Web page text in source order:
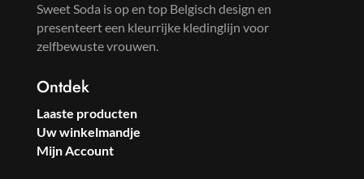
Sweet Soda is op en top Belgisch design en
presenteert een kleurrijke kledinglijn voor
zelfbewuste vrouwen.
Ontdek
Laaste producten
Uw winkelmandje
Mijn Account